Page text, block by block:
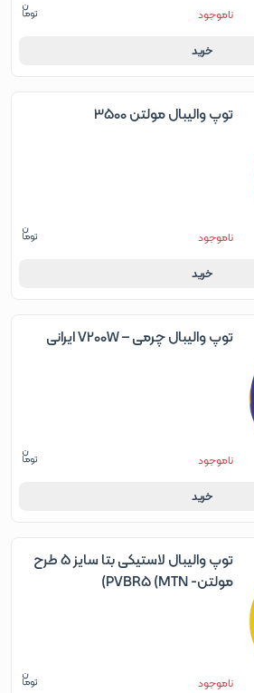
ناموجود
خرید
توپ والیبال مولتن 3500
ناموجود
خرید
توپ والیبال چرمی – V200W ایرانی
ناموجود
خرید
توپ والیبال لاستیکی بتا سایز 5 طرح
مولتن- PVBR5 (MTN)
ناموجود